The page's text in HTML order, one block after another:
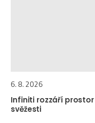
6. 8. 2026
Infiniti rozzáří
svěžesti